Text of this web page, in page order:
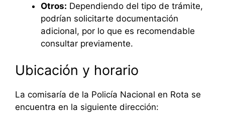
Otros: Dependiendo del tipo de trámite,
podrían solicitarte documentación
adicional, por lo que es recomendable
consultar previamente.
Ubicación y horario
La comisaría de la Policía Nacional en Rota se
encuentra en la siguiente dirección: